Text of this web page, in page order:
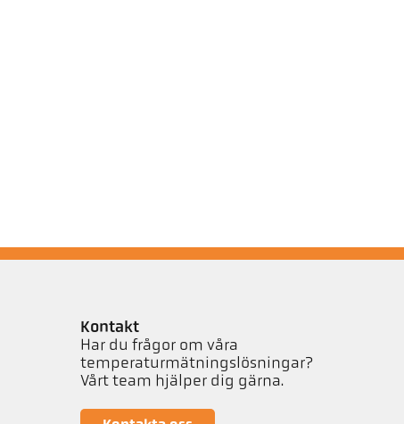
Kontakt
Har du frågor om våra
temperaturmätningslösningar?
Vårt team hjälper dig gärna.